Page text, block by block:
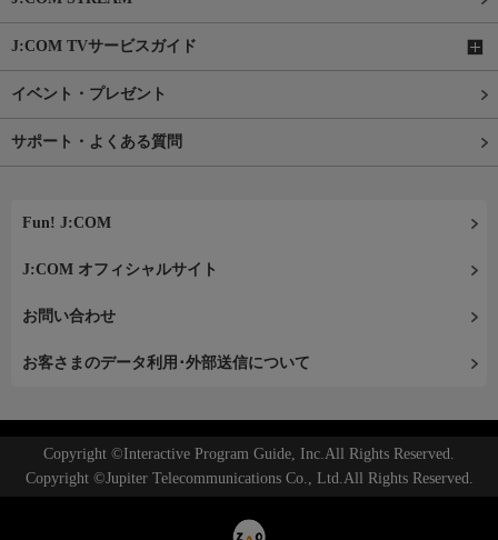
J:COM TVサービスガイド
イベント・プレゼント
サポート・よくある質問
Fun! J:COM
J:COM オフィシャルサイト
お問い合わせ
お客さまのデータ利用･外部送信について
Copyright ©Interactive Program Guide, Inc.All Rights Reserved.
Copyright ©Jupiter Telecommunications Co., Ltd.All Rights Reserved.